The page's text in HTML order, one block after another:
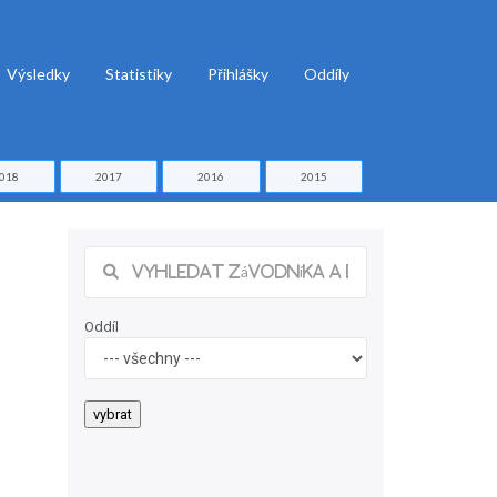
Výsledky Statistiky Přihlášky Oddíly
2017 2016 2015
Oddíl